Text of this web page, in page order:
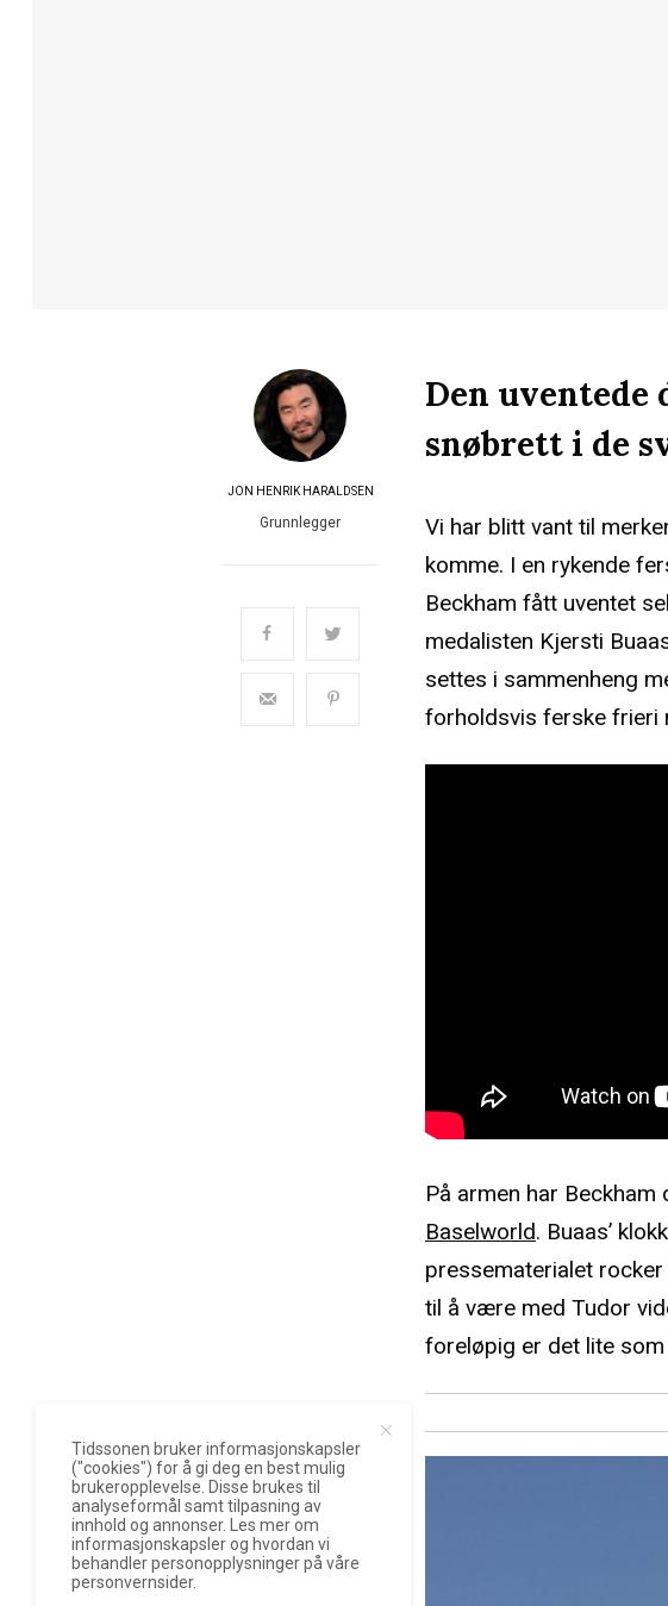
JON HENRIK HARALDSEN
Grunnlegger
Den uventede
snøbrett i de
Vi har blitt vant til
komme. I en rykende
Beckham fått uventet
medalisten Kjersti
settes i sammenheng
forholdsvis ferske frieri
På armen har Beckham
Baselworld. Buaas’
pressematerialet
til å være med Tudor
foreløpig er det lite
Tidssonen bruker informasjonskapsler
("cookies") for å gi deg en best mulig
brukeropplevelse. Disse brukes til
analyseformål samt tilpasning av
innhold og annonser. Les mer om
informasjonskapsler og hvordan vi
behandler personopplysninger på våre
personvernsider.